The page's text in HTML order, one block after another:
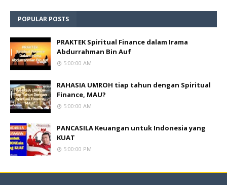
POPULAR POSTS
PRAKTEK Spiritual Finance dalam Irama
Abdurrahman Bin Auf
5:00:00 AM
RAHASIA UMROH tiap tahun dengan Spiritual
Finance, MAU?
5:00:00 AM
PANCASILA Keuangan untuk Indonesia yang
KUAT
5:00:00 PM